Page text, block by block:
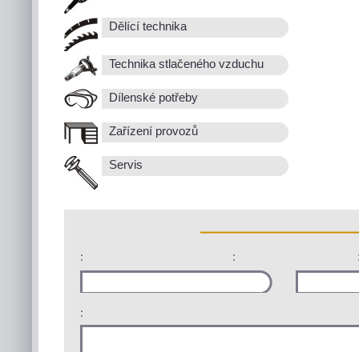
Dělící technika
Technika stlačeného vzduchu
Dílenské potřeby
Zařízení provozů
Servis
: :
: